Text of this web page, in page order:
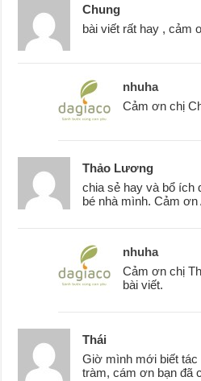
Chung
bài viết rất hay , cảm
nhuha
Cảm ơn chị
Thảo Lương
chia sẻ hay và bổ ích
bé nhà mình. Cảm ơn
nhuha
Cảm ơn chị
bài viết.
Thái
Giờ mình mới biết tác
tràm, cám ơn bạn đã